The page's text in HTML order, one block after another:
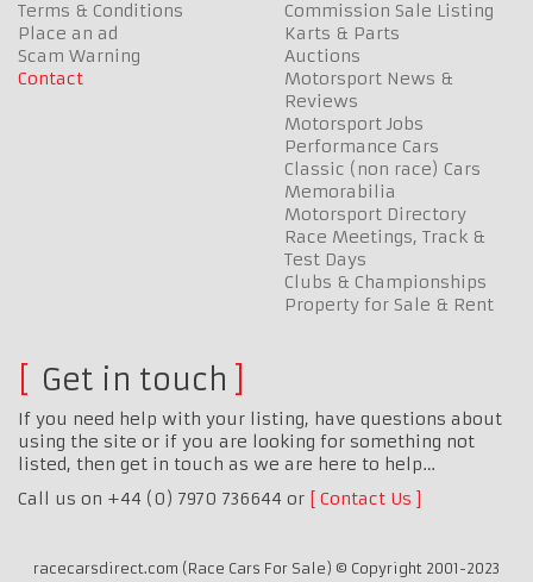
Terms & Conditions
Place an ad
Scam Warning
Contact
Commission Sale Listing
Karts & Parts
Auctions
Motorsport News &
Reviews
Motorsport Jobs
Performance Cars
Classic (non race) Cars
Memorabilia
Motorsport Directory
Race Meetings, Track &
Test Days
Clubs & Championships
Property for Sale & Rent
Get in touch
If you need help with your listing, have questions about
using the site or if you are looking for something not
listed, then get in touch as we are here to help…
Call us on +44 (0) 7970 736644 or
Contact Us
racecarsdirect.com (Race Cars For Sale) © Copyright 2001-2023